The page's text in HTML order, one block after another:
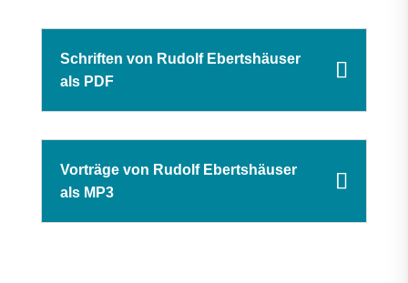
Schriften von Rudolf Ebertshäuser
als PDF
Vorträge von Rudolf Ebertshäuser
als MP3